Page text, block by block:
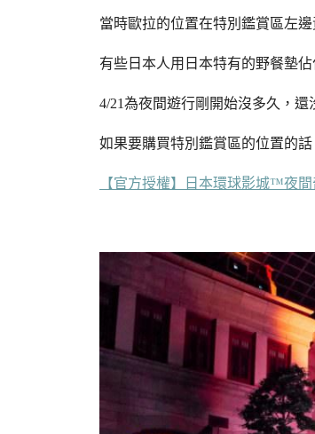
當時歐拉的位置在特別鑑賞區左
有些日本人用日本特有的野餐墊
4/21為夜間遊行剛開始沒多久，
如果要購買特別鑑賞區的位置的
【官方授權】日本環球影城™夜